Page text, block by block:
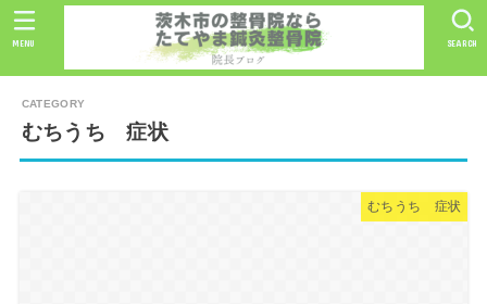
SEARCH
MENU
むちうち 症状
むちうち 症状